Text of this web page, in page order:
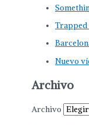
Trapped
Nuevo
Archivo
Archivo